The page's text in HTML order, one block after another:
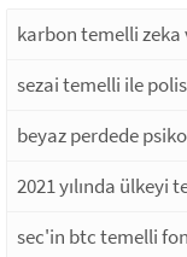
karbon temelli zeka
sezai temelli ile
beyaz perdede
2021 yılında ülkeyi
sec'in btc temelli